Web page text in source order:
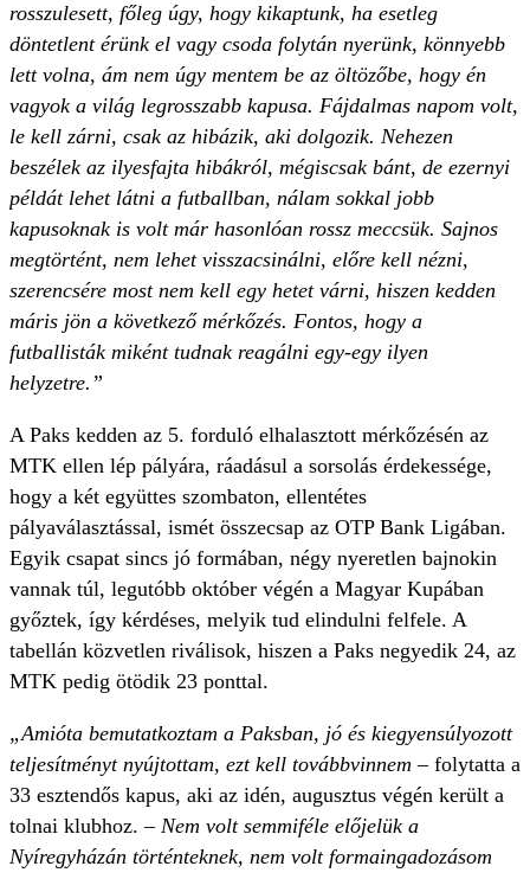
rosszulesett, főleg úgy, hogy kikaptunk, ha esetleg
döntetlent érünk el vagy csoda folytán nyerünk, könnyebb
lett volna, ám nem úgy mentem be az öltözőbe, hogy én
vagyok a világ legrosszabb kapusa. Fájdalmas napom volt,
le kell zárni, csak az hibázik, aki dolgozik. Nehezen
beszélek az ilyesfajta hibákról, mégiscsak bánt, de ezernyi
példát lehet látni a futballban, nálam sokkal jobb
kapusoknak is volt már hasonlóan ­rossz meccsük. Sajnos
megtörtént, nem lehet visszacsinálni, előre kell nézni,
szerencsére most nem kell egy hetet várni, hiszen kedden
máris jön a következő mérkőzés. Fontos, hogy a
futballisták miként tudnak reagálni egy-egy ilyen
helyzetre.”
A Paks kedden az 5. forduló elhalasztott mérkőzésén az
MTK ellen lép pályára, ráadásul a sorsolás érdekessége,
hogy a két együttes szombaton, ellentétes
pályaválasztással, ismét összecsap az OTP Bank Ligában.
Egyik csapat sincs jó formában, négy nyeretlen bajnokin
vannak túl, legutóbb október végén a Magyar Kupában
győztek, így kérdéses, melyik tud elindulni felfele. A
tabellán közvetlen riválisok, hiszen a Paks negyedik 24, az
MTK pedig ötödik 23 ponttal.
„Amióta bemutatkoztam a Paksban, jó és kiegyensúlyozott
teljesítményt nyújtottam, ezt kell továbbvinnem– folytatta a
33 esztendős kapus, aki az idén, augusztus végén került a
tolnai klubhoz. – Nem volt semmiféle előjelük a
Nyíregyházán történteknek, nem volt formaingadozásom